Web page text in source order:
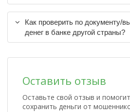
Как проверить по документу/
денег в банке другой страны?
Оставить отзыв
Оставьте свой отзыв и
сохранить деньги от